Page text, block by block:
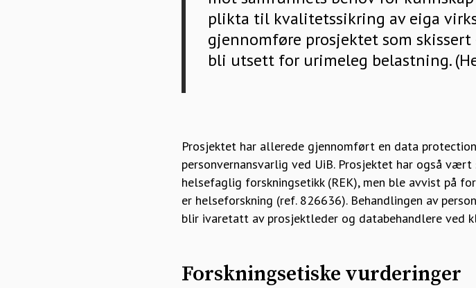
plikta til kvalitetssikring av eiga
gjennomføre prosjektet som
bli utsett for urimeleg belastning.
Prosjektet har allerede gjennomført en data
personvernansvarlig ved UiB. Prosjektet har også
helsefaglig forskningsetikk (REK), men ble avvist på
er helseforskning (ref. 826636). Behandlingen av
blir ivaretatt av prosjektleder og databehandlere ved
Forskningsetiske vurderinger